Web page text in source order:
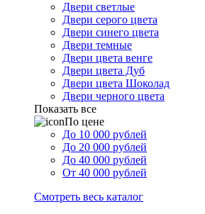
Двери светлые
Двери серого цвета
Двери синего цвета
Двери темные
Двери цвета венге
Двери цвета Дуб
Двери цвета Шоколад
Двери черного цвета
Показать все
По цене
До 10 000 рублей
До 20 000 рублей
До 40 000 рублей
От 40 000 рублей
Смотреть весь каталог